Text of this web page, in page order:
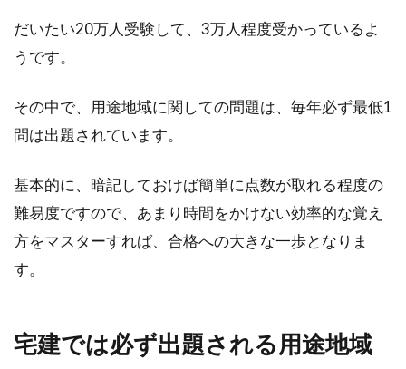
していますよ...
アパートなどの賃貸物件に入居する際、初期費
用として敷金や保証金を支払うこともありま
す。こ...
ーバーが要因かも？
だいたい20万人受験して、3万人程度受かっているよ
うです。
その中で、用途地域に関しての問題は、毎年必ず最低1
問は出題されています。
基本的に、暗記しておけば簡単に点数が取れる程度の
難易度ですので、あまり時間をかけない効率的な覚え
方をマスターすれば、合格への大きな一歩となりま
す。
宅建では必ず出題される用途地域